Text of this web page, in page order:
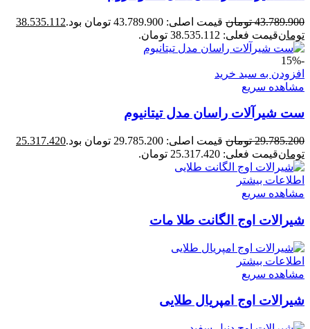
43.789.900 تومان قیمت اصلی: 43.789.900 تومان بود.
38.535.112
تومانقیمت فعلی: 38.535.112 تومان.
-15%
افزودن به سبد خرید
مشاهده سریع
ست شیرآلات راسان مدل تیتانیوم
29.785.200 تومان قیمت اصلی: 29.785.200 تومان بود.
25.317.420
تومانقیمت فعلی: 25.317.420 تومان.
اطلاعات بیشتر
مشاهده سریع
شیرالات اوج الگانت طلا مات
اطلاعات بیشتر
مشاهده سریع
شیرالات اوج امپریال طلایی